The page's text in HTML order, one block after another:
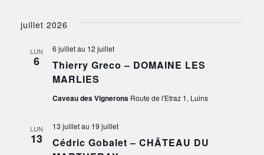
juillet 2026
LUN
6
Thierry Greco – DOMAINE LES
MARLIES
6 juilletau 12 juillet
Caveau des Vignerons Route de l'Etraz 1, Luins
LUN
13
Cédric Gobalet – CHÂTEAU DU
13 juilletau 19 juillet